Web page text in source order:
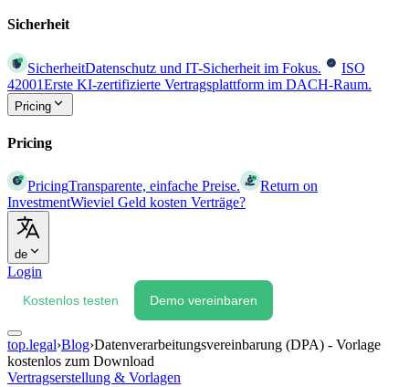
Sicherheit
SicherheitDatenschutz und IT-Sicherheit im Fokus.
ISO
42001Erste KI-zertifizierte Vertragsplattform im DACH-Raum.
Pricing
Pricing
PricingTransparente, einfache Preise.
Return on
InvestmentWieviel Geld kosten Verträge?
de
Login
Kostenlos testen Demo vereinbaren
top.legal›Blog›Datenverarbeitungsvereinbarung (DPA) - Vorlage
kostenlos zum Download
Vertragserstellung & Vorlagen